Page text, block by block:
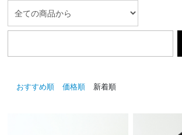
おすすめ順 価格順 新着順